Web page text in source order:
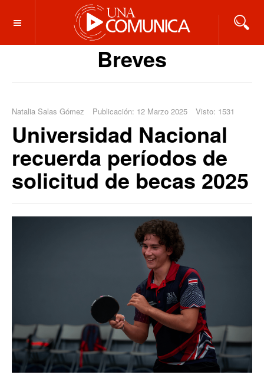
OFF CANVAS
Breves
Natalia Salas Gómez Publicación: 12 Marzo 2025 Visto: 1531
Universidad Nacional
recuerda períodos de
solicitud de becas 2025